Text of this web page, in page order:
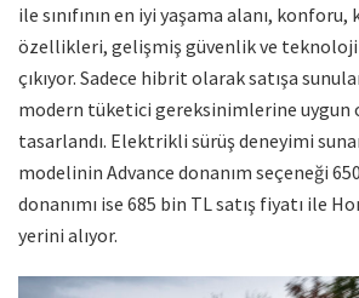
ile sınıfının en iyi yaşama alanı,
özellikleri, gelişmiş güvenlik ve
çıkıyor. Sadece hibrit olarak satışa
modern tüketici gereksinimlerine uygun
tasarlandı. Elektrikli sürüş deneyimi
modelinin Advance donanım seçeneği
donanımı ise 685 bin TL satış fiyatı ile
yerini alıyor.